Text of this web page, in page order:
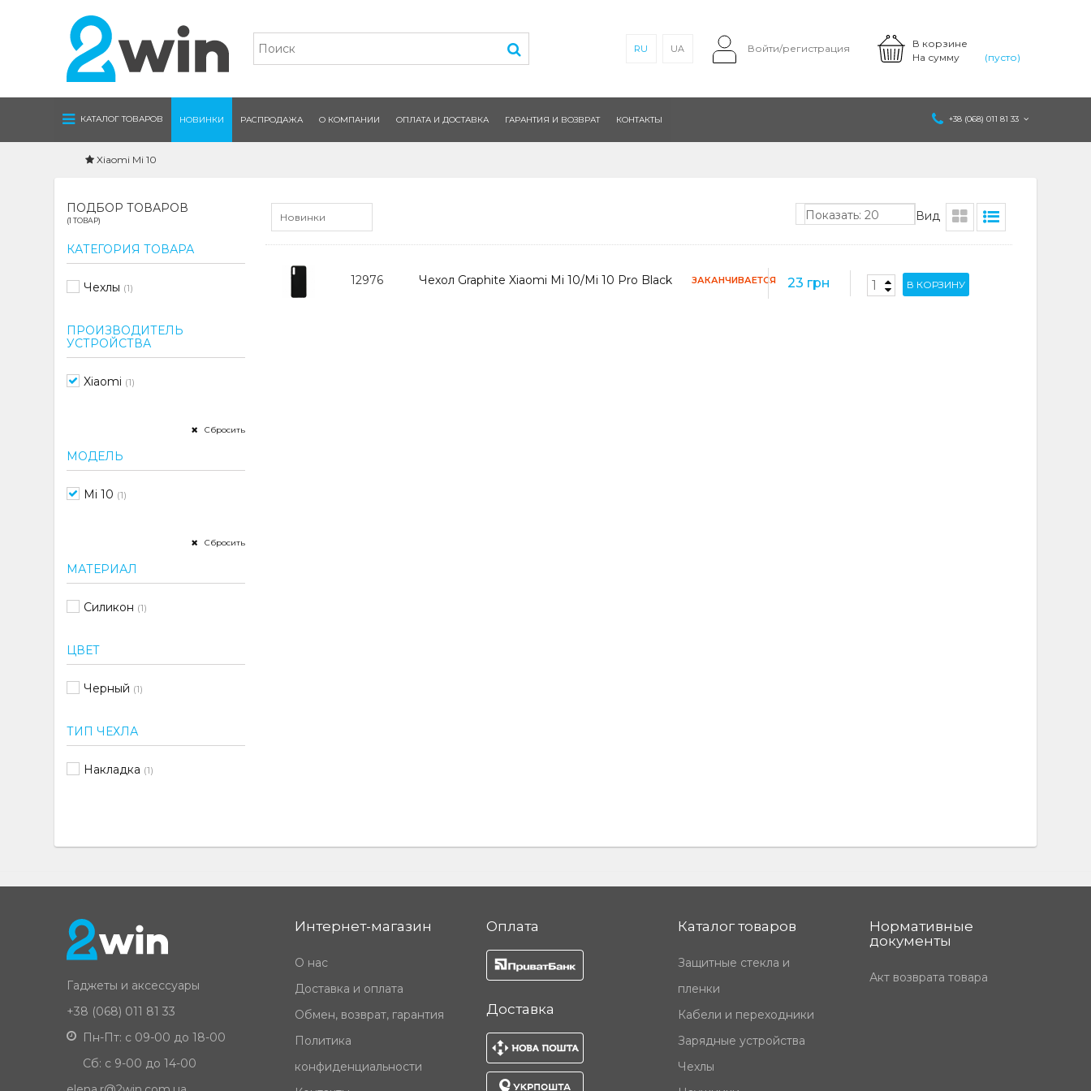
В корзине
На сумму
(пусто)
RU UA Войти/регистрация
КАТАЛОГ ТОВАРОВ НОВИНКИ РАСПРОДАЖА О КОМПАНИИ ОПЛАТА И ДОСТАВКА ГАРАНТИЯ И ВОЗВРАТ КОНТАКТЫ +38 (068) 011 81 33
Xiaomi Mi 10
ПОДБОР ТОВАРОВ
(1 ТОВАР)
КАТЕГОРИЯ ТОВАРА
Чехлы (1)
ПРОИЗВОДИТЕЛЬ
УСТРОЙСТВА
Xiaomi (1)
Сбросить
МОДЕЛЬ
Mi 10 (1)
Сбросить
МАТЕРИАЛ
Силикон (1)
ЦВЕТ
Черный (1)
ТИП ЧЕХЛА
Накладка (1)
Вид
Новинки Показать: 20
12976 Чехол Graphite Xiaomi Mi 10/Mi 10 Pro Black ЗАКАНЧИВАЕТСЯ 23 грн В КОРЗИНУ
Гаджеты и аксессуары
+38 (068) 011 81 33
Пн-Пт: с 09-00 до 18-00
Сб: с 9-00 до 14-00
Интернет-магазин
О нас
Доставка и оплата
Обмен, возврат, гарантия
Политика
конфиденциальности
Оплата
Доставка
Каталог товаров
Защитные стекла и
пленки
Кабели и переходники
Зарядные устройства
Чехлы
Нормативные
документы
Акт возврата товара